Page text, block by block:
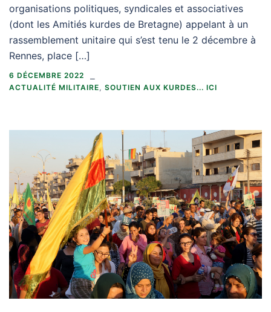
organisations politiques, syndicales et associatives
(dont les Amitiés kurdes de Bretagne) appelant à un
rassemblement unitaire qui s’est tenu le 2 décembre à
Rennes, place […]
6 DÉCEMBRE 2022
ACTUALITÉ MILITAIRE, SOUTIEN AUX KURDES... ICI